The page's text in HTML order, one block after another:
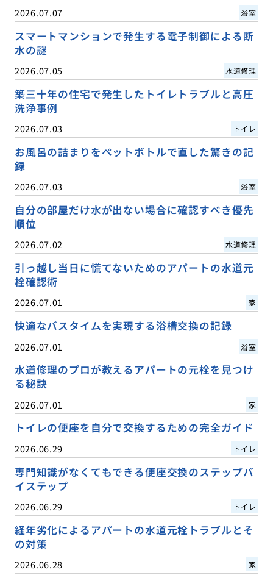
2026.07.07 浴室
スマートマンションで発生する電子制御による断
水の謎
2026.07.05 水道修理
築三十年の住宅で発生したトイレトラブルと高圧
洗浄事例
2026.07.03 トイレ
お風呂の詰まりをペットボトルで直した驚きの記
録
2026.07.03 浴室
自分の部屋だけ水が出ない場合に確認すべき優先
順位
2026.07.02 水道修理
引っ越し当日に慌てないためのアパートの水道元
栓確認術
2026.07.01 家
快適なバスタイムを実現する浴槽交換の記録
2026.07.01 浴室
水道修理のプロが教えるアパートの元栓を見つけ
る秘訣
2026.07.01 家
トイレの便座を自分で交換するための完全ガイド
2026.06.29 トイレ
専門知識がなくてもできる便座交換のステップバ
イステップ
2026.06.29 トイレ
経年劣化によるアパートの水道元栓トラブルとそ
の対策
2026.06.28 家